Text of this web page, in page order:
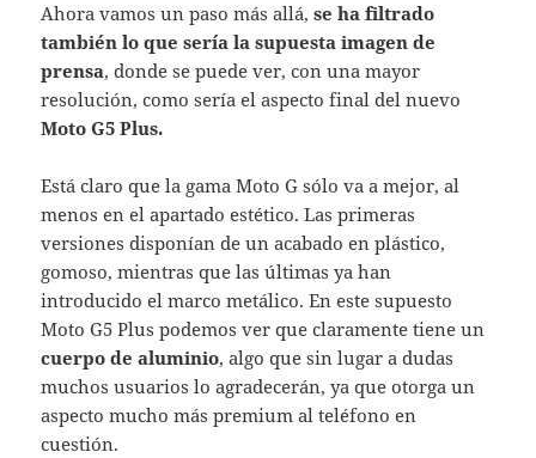
Ahora vamos un paso más allá,se ha filtrado
también lo que sería la supuesta imagen de
prensa, donde se puede ver, con una mayor
resolución, como sería el aspecto final del nuevo
Moto G5 Plus.
Está claro que la gama Moto G sólo va a mejor, al
menos en el apartado estético. Las primeras
versiones disponían de un acabado en plástico,
gomoso, mientras que las últimas ya han
introducido el marco metálico. En este supuesto
Moto G5 Plus podemos ver que claramente tiene un
cuerpo de aluminio, algo que sin lugar a dudas
muchos usuarios lo agradecerán, ya que otorga un
aspecto mucho más premium al teléfono en
cuestión.